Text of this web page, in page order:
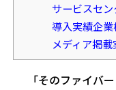
サービスセ
導入実績企業
メディア掲
「そのファイバ